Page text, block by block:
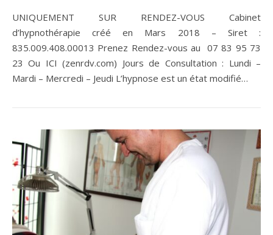
UNIQUEMENT SUR RENDEZ-VOUS Cabinet
d’hypnothérapie créé en Mars 2018 – Siret :
835.009.408.00013 Prenez Rendez-vous au 07 83 95 73
23 Ou ICI (zenrdv.com) Jours de Consultation : Lundi –
Mardi – Mercredi – Jeudi L’hypnose est un état modifié…